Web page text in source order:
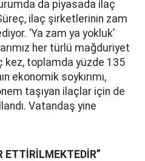
da piyasada ilaç
ilaç şirketlerinin zam
‘Ya zam ya yokluk’
her türlü mağduriyet
kez, toplamda yüzde 135
ekonomik soykırımı,
taşıyan ilaçlar için de
Vatandaş yine
ETTİRİLMEKTEDİR”